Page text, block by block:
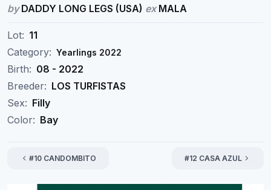
byDADDY LONG LEGS (USA) exMALA
Lot: 11
Category: Yearlings 2022
Birth: 08 - 2022
Breeder: LOS TURFISTAS
Sex: Filly
Color: Bay
#10 CANDOMBITO #12 CASA AZUL